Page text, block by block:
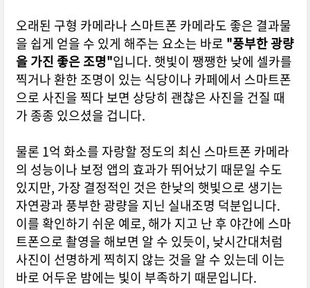
오래된 구형 카메라나 스마트폰 카메라도 좋은 결과물
을 쉽게 얻을 수 있게 해주는 요소는 바로 "풍부한 광량
을 가진 좋은 조명"입니다. 햇빛이 쨍쨍한 낮에 셀카를
찍거나 환한 조명이 있는 식당이나 카페에서 스마트폰
으로 사진을 찍다 보면 상당히 괜찮은 사진을 건질 때
가 종종 있으셨을 겁니다.
물론 1억 화소를 자랑할 정도의 최신 스마트폰 카메라
의 성능이나 보정 앱의 효과가 뛰어났기 때문일 수도
있지만, 가장 결정적인 것은 한낮의 햇빛으로 생기는
자연광과 풍부한 광량을 지닌 실내조명 덕분입니다.
이를 확인하기 쉬운 예로, 해가 지고 난 후 야간에 스마
트폰으로 촬영을 해보면 알 수 있듯이, 낮시간대처럼
사진이 선명하게 찍히지 않는 것을 알 수 있는데 이는
바로 어두운 밤에는 빛이 부족하기 때문입니다.